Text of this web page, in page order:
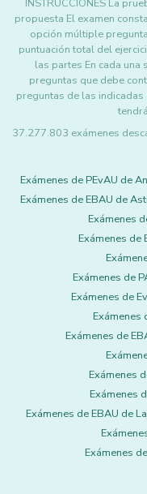
INSTRUCCIONES La
propuesta El examen
opción múltiple
puntuación total del
las partes En cada
preguntas que debe
preguntas de las
37.277.803 exámenes
Exámenes de PEvAU de
Exámenes de EBAU de
Exámenes
Exámenes de
Exámenes de
Exámenes de
Exámenes
Exámenes de
Exámenes
Exámenes
Exámenes de EBAU de
Exámenes